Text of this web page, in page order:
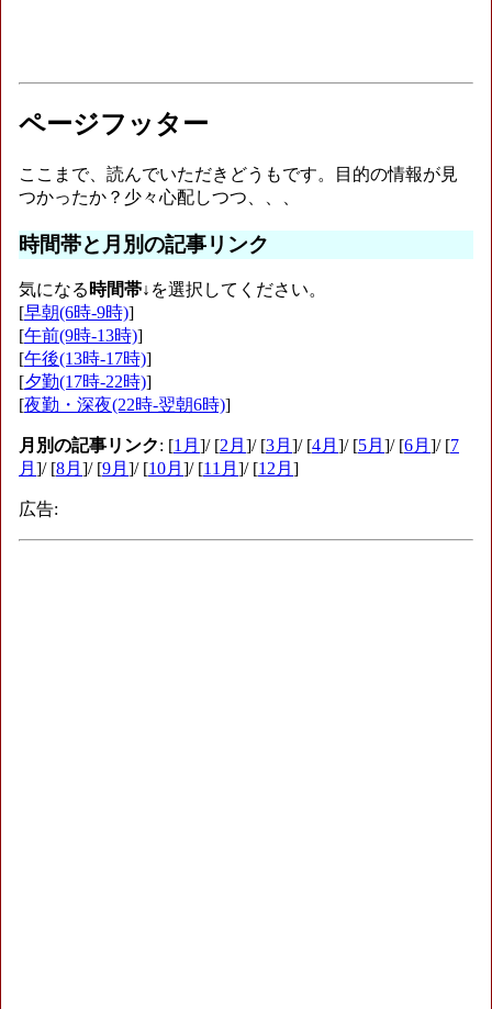
ページフッター
ここまで、読んでいただきどうもです。目的の情報が見
つかったか？少々心配しつつ、、、
時間帯と月別の記事リンク
気になる時間帯↓を選択してください。
[早朝(6時-9時)]
[午前(9時-13時)]
[午後(13時-17時)]
[夕勤(17時-22時)]
[夜勤・深夜(22時-翌朝6時)]
月別の記事リンク: [1月 ]/ [2月 ]/ [3月 ]/ [4月 ]/ [5月 ]/ [6月 ]/ [7
月 ]/ [8月 ]/ [9月 ]/ [10月 ]/ [11月 ]/ [12月 ]
広告: